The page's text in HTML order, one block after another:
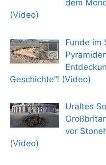
dem
(Video)
Funde im
Geschichte“! (Video)
Uraltes
vor
(Video)